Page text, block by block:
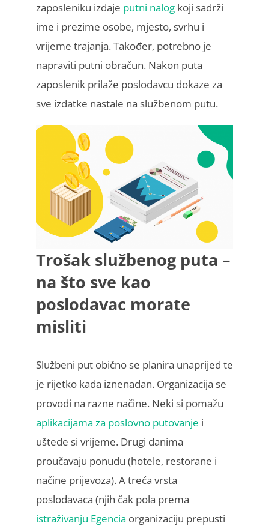
zaposleniku izdaje putni nalog koji sadrži
ime i prezime osobe, mjesto, svrhu i
vrijeme trajanja. Također, potrebno je
napraviti putni obračun. Nakon puta
zaposlenik prilaže poslodavcu dokaze za
sve izdatke nastale na službenom putu.
Trošak službenog puta –
na što sve kao
poslodavac morate
misliti
Službeni put obično se planira unaprijed te
je rijetko kada iznenadan. Organizacija se
provodi na razne načine. Neki si pomažu
aplikacijama za poslovno putovanje i
uštede si vrijeme. Drugi danima
proučavaju ponudu (hotele, restorane i
načine prijevoza). A treća vrsta
poslodavaca (njih čak pola prema
istraživanju Egencia organizaciju prepusti